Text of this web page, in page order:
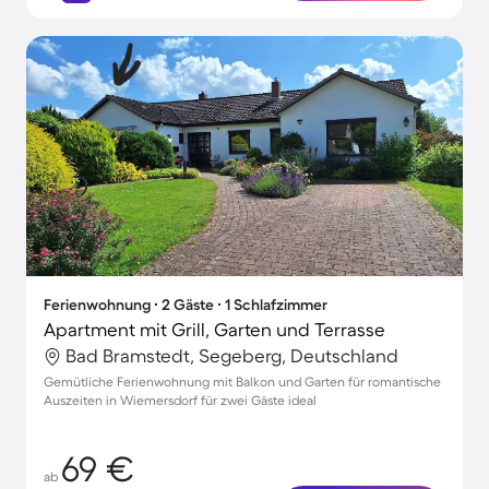
Ferienwohnung ∙ 2 Gäste ∙ 1 Schlafzimmer
Apartment mit Grill, Garten und Terrasse
Bad Bramstedt, Segeberg, Deutschland
Gemütliche Ferienwohnung mit Balkon und Garten für romantische
Auszeiten in Wiemersdorf für zwei Gäste ideal
ab 69 €